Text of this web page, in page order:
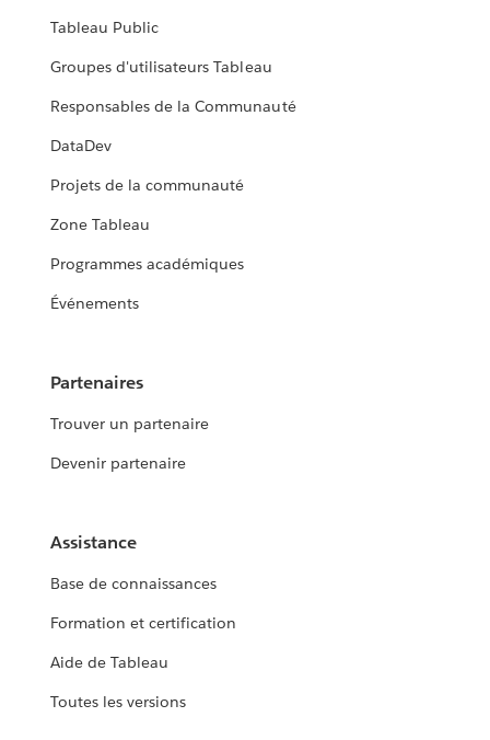
Tableau Public
Groupes d'utilisateurs Tableau
Responsables de la Communauté
DataDev
Projets de la communauté
Zone Tableau
Programmes académiques
Événements
Partenaires
Trouver un partenaire
Devenir partenaire
Assistance
Base de connaissances
Formation et certification
Aide de Tableau
Toutes les versions